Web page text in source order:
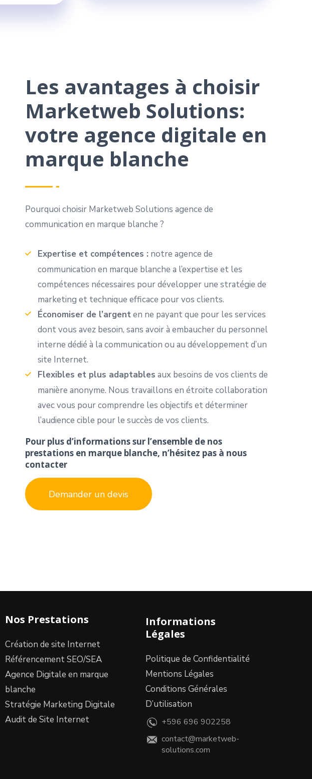
Les avantages à choisir
Marketweb Solutions:
votre agence digitale en
marque blanche
Pourquoi choisir Marketweb Solutions agence de
communication en marque blanche ?
Expertise et compétences : notre agence de
communication en marque blanche a l’expertise et les
compétences nécessaires pour développer une stratégie de
marketing et technique efficace pour vos clients.
Économiser de l’argenten ne payant que pour les services
dont vous avez besoin, sans avoir à embaucher du personnel
interne dédié à la communication ou au développement d’un
site Internet.
Flexibles et plus adaptables aux besoins de vos clients de
manière anonyme. Nous travaillons en étroite collaboration
avec vous pour comprendre les objectifs et déterminer
l’audience cible pour le succès de vos clients.
Pour plus d’informations sur l’ensemble de nos
prestations en marque blanche, n’hésitez pas à nous
contacter
Demander un devis
Nos Prestations
Création de site Internet
Référencement SEO/SEA
Agence Digitale en marque
blanche
Stratégie Marketing Digitale
Audit de Site Internet
Informations
Légales
Politique de Confidentialité
Mentions Légales
Conditions Générales
D’utilisation
+596 696 902258
contact@marketweb-
solutions.com